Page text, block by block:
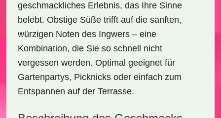
geschmackliches Erlebnis, das Ihre Sinne
belebt. Obstige Süße trifft auf die sanften,
würzigen Noten des Ingwers – eine
Kombination, die Sie so schnell nicht
vergessen werden. Optimal geeignet für
Gartenpartys, Picknicks oder einfach zum
Entspannen auf der Terrasse.